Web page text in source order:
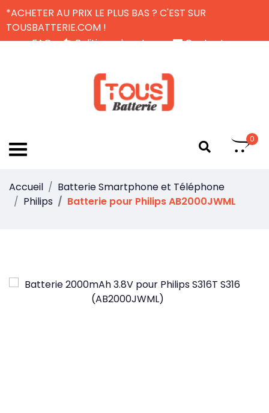
*ACHETER AU PRIX LE PLUS BAS ? C'EST SUR
TOUSBATTERIE.COM !
FAQ
Politique de retour
Contactez-nous
0
Accueil
Batterie Smartphone et Téléphone
Philips
Batterie pour Philips AB2000JWML